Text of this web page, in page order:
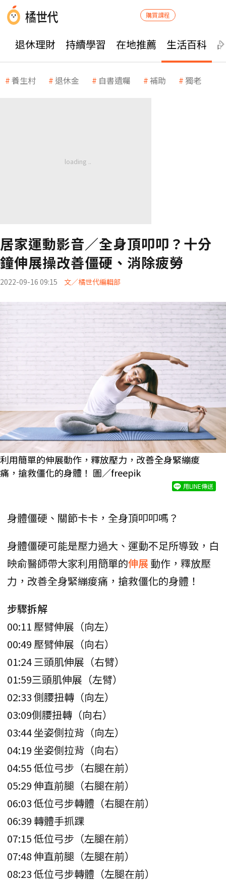
購買課程
退休理財 持續學習 在地推薦 生活百科
養生村 退休金 自書遺囑 補助 獨老
居家運動影音／全身頂叩叩？十分
鐘伸展操改善僵硬、消除疲勞
2022-09-16 09:15 文／橘世代編輯部
利用簡單的伸展動作，釋放壓力，改善全身緊繃痠
痛，搶救僵化的身體！ 圖／freepik
用LINE傳送
身體僵硬、關節卡卡，全身頂叩叩嗎？
身體僵硬可能是壓力過大、運動不足所導致，白
映俞醫師帶大家利用簡單的伸展 動作，釋放壓
力，改善全身緊繃痠痛，搶救僵化的身體！
步驟拆解
00:11 壓臂伸展（向左）
00:49 壓臂伸展（向右）
01:24 三頭肌伸展（右臂）
01:59三頭肌伸展（左臂）
02:33 側腰扭轉（向左）
03:09側腰扭轉（向右）
03:44 坐姿側拉背（向左）
04:19 坐姿側拉背（向右）
04:55 低位弓步（右腿在前）
05:29 伸直前腿（右腿在前）
06:03 低位弓步轉體（右腿在前）
06:39 轉體手抓踝
07:15 低位弓步（左腿在前）
07:48 伸直前腿（左腿在前）
08:23 低位弓步轉體（左腿在前）